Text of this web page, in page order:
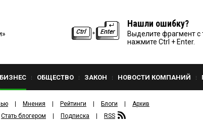
Нашли ошибку?
Выделите фрагмент с
нажмите Ctrl + Enter.
БИЗНЕС ОБЩЕСТВО ЗАКОН НОВОСТИ КОМПАНИЙ
Мнения Рейтинги Блоги
Архив
Стать блогером Подписка RSS